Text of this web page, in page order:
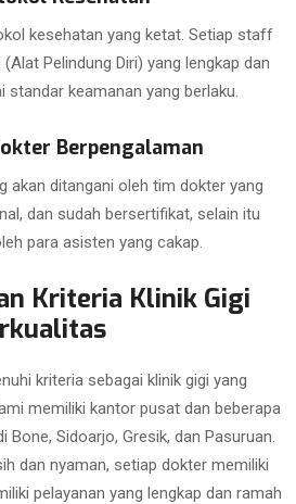
kesehatan yang ketat. Setiap staff
Pelindung Diri) yang lengkap dan
standar keamanan yang berlaku.
Berpengalaman
akan ditangani oleh tim dokter yang
dan sudah bersertifikat, selain itu
para asisten yang cakap.
Kriteria Klinik Gigi
kriteria sebagai klinik gigi yang
memiliki kantor pusat dan beberapa
Bone, Sidoarjo, Gresik, dan Pasuruan.
dan nyaman, setiap dokter memiliki
pelayanan yang lengkap dan ramah